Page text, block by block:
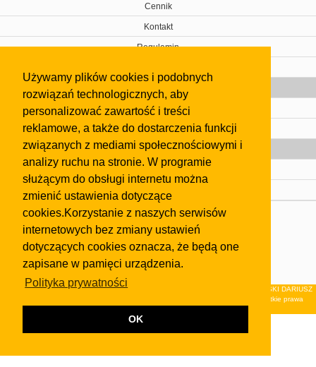
Używamy plików cookies i podobnych
rozwiązań technologicznych, aby
personalizować zawartość i treści
reklamowe, a także do dostarczenia funkcji
związanych z mediami społecznościowymi i
analizy ruchu na stronie. W programie
służącym do obsługi internetu można
zmienić ustawienia dotyczące
cookies.Korzystanie z naszych serwisów
internetowych bez zmiany ustawień
dotyczących cookies oznacza, że będą one
zapisane w pamięci urządzenia.
Polityka prywatności
OK
Cennik
Kontakt
Regulamin
Gazeta
Olkusz
Kontakt
Strefa dla biznesu
Biura nieruchomości
Dealerzy i autokomisy
Skontaktuj się z nami
regulaminuiPolityki Prywatności.
Klauzula FB
© 2026Wydawnictwo NEON sp. z o.o. (dawniej: FIRMA NEON MAREK KLUCZEWSKI DARIUSZ
KRAWCZYK s.c.) z siedzibą w Olkuszu, ul.Żuradzka 15, 32-300 Olkusz . Wszystkie prawa